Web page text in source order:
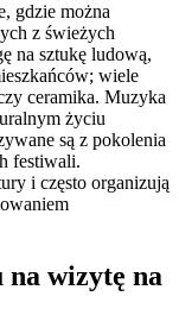
gdzie można
z świeżych
na sztukę ludową,
wiele
ceramika. Muzyka
życiu
są z pokolenia
festiwali.
i często organizują
na wizytę na